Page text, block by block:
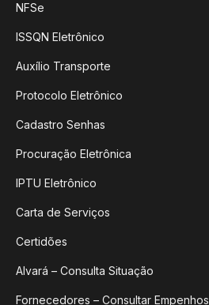
NFSe
ISSQN Eletrônico
Auxílio Transporte
Protocolo Eletrônico
Cadastro Senhas
Procuração Eletrônica
IPTU Eletrônico
Carta de Serviços
Certidões
Alvará – Consulta Situação
Fornecedores – Consultar Empenhos